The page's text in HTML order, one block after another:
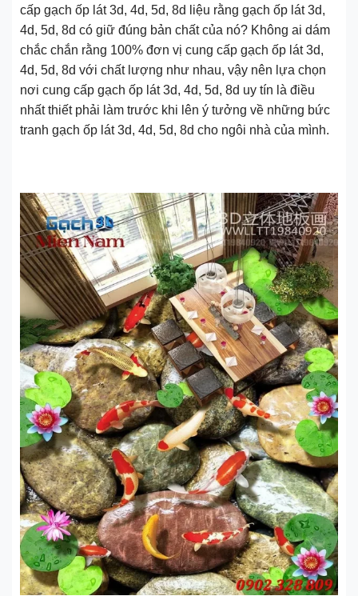
cấp gạch ốp lát 3d, 4d, 5d, 8d liệu rằng gạch ốp lát 3d,
4d, 5d, 8d có giữ đúng bản chất của nó? Không ai dám
chắc chắn rằng 100% đơn vị cung cấp gạch ốp lát 3d,
4d, 5d, 8d với chất lượng như nhau, vậy nên lựa chọn
nơi cung cấp gạch ốp lát 3d, 4d, 5d, 8d uy tín là điều
nhất thiết phải làm trước khi lên ý tưởng về những bức
tranh gạch ốp lát 3d, 4d, 5d, 8d cho ngôi nhà của mình.